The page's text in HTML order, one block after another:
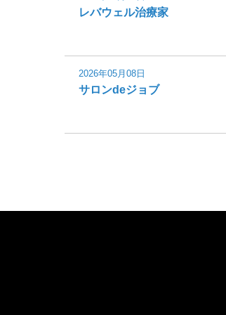
レバウェル治療家
2026年05月08日
サロンdeジョブ